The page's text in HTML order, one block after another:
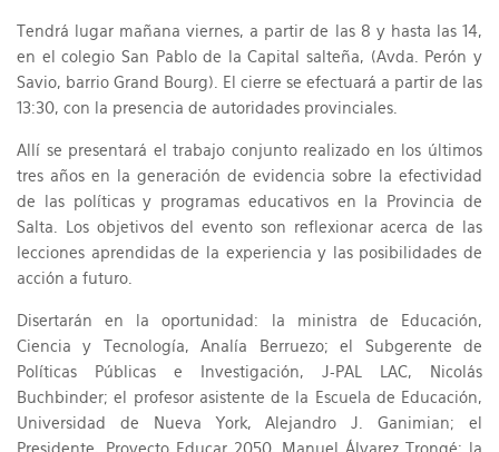
Tendrá lugar mañana viernes, a partir de las 8 y hasta las 14,
en el colegio San Pablo de la Capital salteña, (Avda. Perón y
Savio, barrio Grand Bourg). El cierre se efectuará a partir de las
13:30, con la presencia de autoridades provinciales.
Allí se presentará el trabajo conjunto realizado en los últimos
tres años en la generación de evidencia sobre la efectividad
de las políticas y programas educativos en la Provincia de
Salta. Los objetivos del evento son reflexionar acerca de las
lecciones aprendidas de la experiencia y las posibilidades de
acción a futuro.
Disertarán en la oportunidad: la ministra de Educación,
Ciencia y Tecnología, Analía Berruezo; el Subgerente de
Políticas Públicas e Investigación, J-PAL LAC, Nicolás
Buchbinder; el profesor asistente de la Escuela de Educación,
Universidad de Nueva York, Alejandro J. Ganimian; el